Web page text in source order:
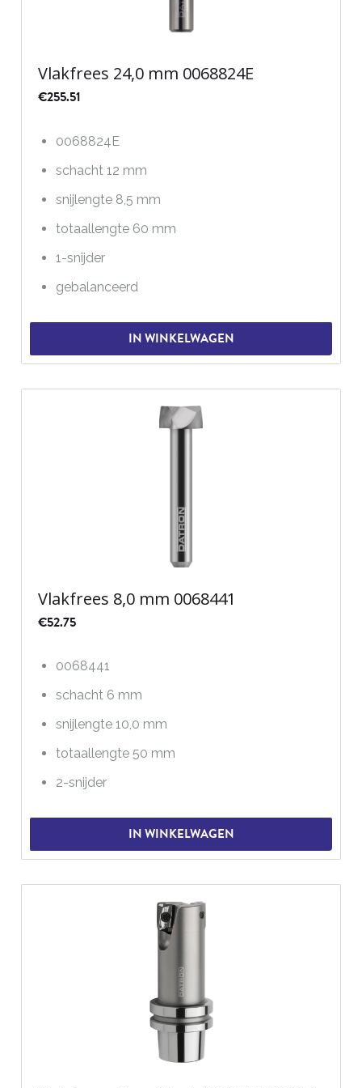
Vlakfrees 24,0 mm 0068824E
€255.51
0068824E
schacht 12 mm
snijlengte 8,5 mm
totaallengte 60 mm
1-snijder
gebalanceerd
IN WINKELWAGEN
Vlakfrees 8,0 mm 0068441
€52.75
0068441
schacht 6 mm
snijlengte 10,0 mm
totaallengte 50 mm
2-snijder
IN WINKELWAGEN